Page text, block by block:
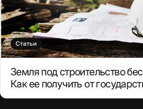
Статьи
Земля под строительство
Как ее получить от